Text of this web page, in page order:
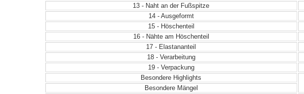
13 - Naht an der Fußspitze
14 - Ausgeformt
15 - Höschenteil
16 - Nähte am Höschenteil
17 - Elastananteil
18 - Verarbeitung
19 - Verpackung
Besondere Highlights
Besondere Mängel